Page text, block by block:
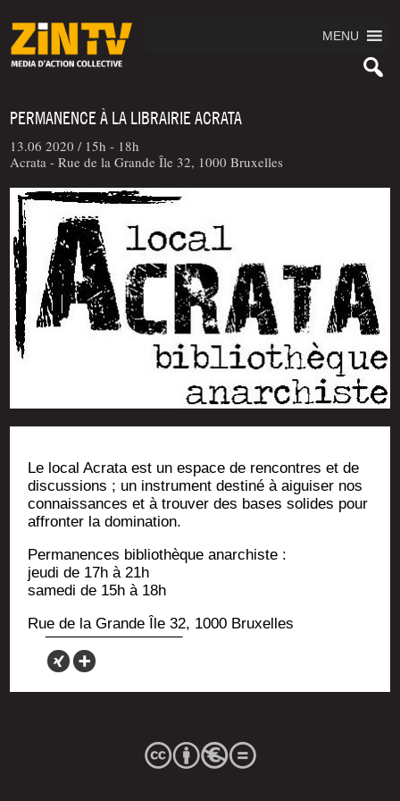
MENU
PERMANENCE À LA LIBRAIRIE ACRATA
13.06 2020 / 15h - 18h
Acrata - Rue de la Grande Île 32, 1000 Bruxelles
Le local Acra­ta est un espace de ren­contres et de
dis­cus­sions ; un ins­tru­ment des­ti­né à aigui­ser nos
connais­sances et à trou­ver des bases solides pour
affron­ter la domination.
Per­ma­nences biblio­thèque anarchiste :
jeu­di de 17h à 21h
same­di de 15h à 18h
Rue de la Grande Île 32, 1000 Bruxelles